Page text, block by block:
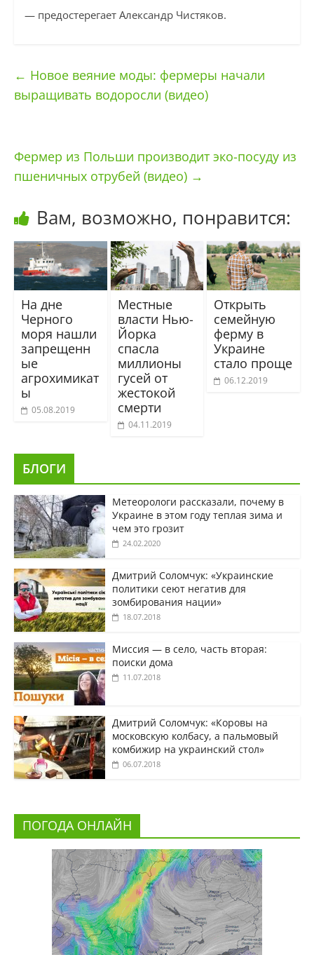
— предостерегает Александр Чистяков.
← Новое веяние моды: фермеры начали
выращивать водоросли (видео)
Фермер из Польши производит эко-посуду из
пшеничных отрубей (видео) →
Вам, возможно, понравится:
На дне
Черного
моря нашли
запрещенн
ые
агрохимикат
ы
05.08.2019
Местные
власти Нью-
Йорка
спасла
миллионы
гусей от
жестокой
смерти
04.11.2019
Открыть
семейную
ферму в
Украине
стало проще
06.12.2019
БЛОГИ
Метеорологи рассказали, почему в
Украине в этом году теплая зима и
чем это грозит
24.02.2020
Дмитрий Соломчук: «Украинские
политики сеют негатив для
зомбирования нации»
18.07.2018
Миссия — в село, часть вторая:
поиски дома
11.07.2018
Дмитрий Соломчук: «Коровы на
московскую колбасу, а пальмовый
комбижир на украинский стол»
06.07.2018
ПОГОДА ОНЛАЙН